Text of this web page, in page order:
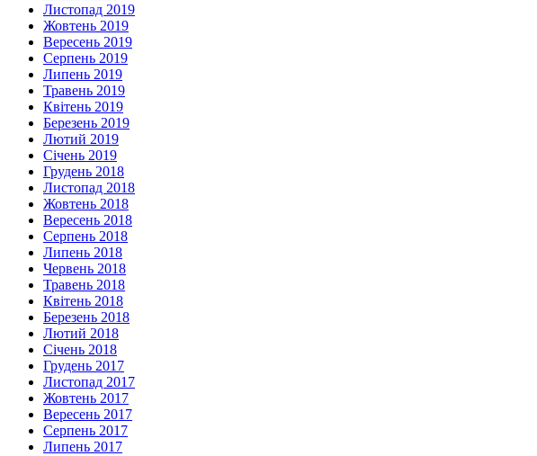
Листопад 2019
Жовтень 2019
Вересень 2019
Серпень 2019
Липень 2019
Травень 2019
Квітень 2019
Березень 2019
Лютий 2019
Січень 2019
Грудень 2018
Листопад 2018
Жовтень 2018
Вересень 2018
Серпень 2018
Липень 2018
Червень 2018
Травень 2018
Квітень 2018
Березень 2018
Лютий 2018
Січень 2018
Грудень 2017
Листопад 2017
Жовтень 2017
Вересень 2017
Серпень 2017
Липень 2017